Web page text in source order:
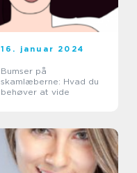
16. januar 2024
Bumser på
skamlæberne: Hvad du
behøver at vide